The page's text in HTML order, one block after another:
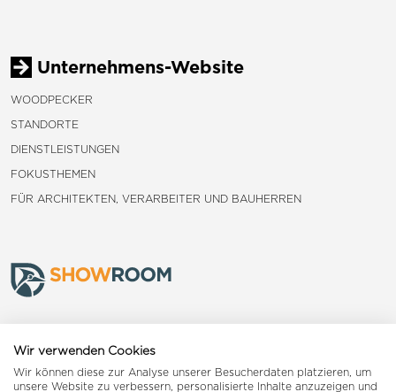
Unternehmens-Website
WOODPECKER
STANDORTE
DIENSTLEISTUNGEN
FOKUSTHEMEN
FÜR ARCHITEKTEN, VERARBEITER UND BAUHERREN
Landquart
Wir verwenden Cookies
Wir können diese zur Analyse unserer Besucherdaten platzieren, um
unsere Website zu verbessern, personalisierte Inhalte anzuzeigen und